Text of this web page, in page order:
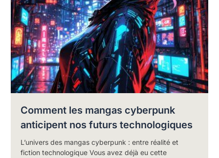
Comment les mangas cyberpunk
anticipent nos futurs technologiques
L’univers des mangas cyberpunk : entre réalité et
fiction technologique Vous avez déjà eu cette